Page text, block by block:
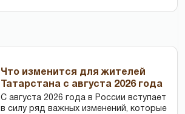
Что изменится для жителей
Татарстана с августа 2026 года
С августа 2026 года в России вступает
в силу ряд важных изменений, которые